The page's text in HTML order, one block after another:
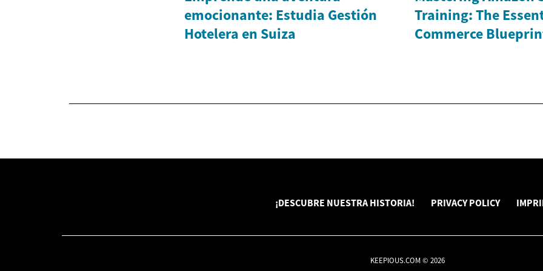
emocionante: Estudia Gestión
Hotelera en Suiza
Training: The
Commerce
¡DESCUBRE NUESTRA HISTORIA! PRIVACY POLICY
KEEPIOUS.COM © 2026